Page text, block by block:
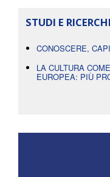
STUDI E
CONOSCERE,
LA CULTURA
EUROPEA: PIÙ